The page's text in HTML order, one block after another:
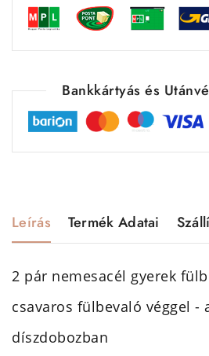
Bankkártyás és
Leírás Termék Adatai
2 pár nemesacél gyerek
csavaros fülbevaló véggel -
díszdobozban